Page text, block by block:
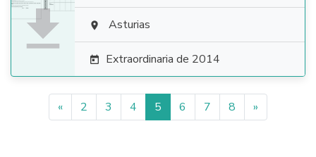
  Asturias
 Extraordinaria de 2014
« 2 3 4 5 6 7 8 »